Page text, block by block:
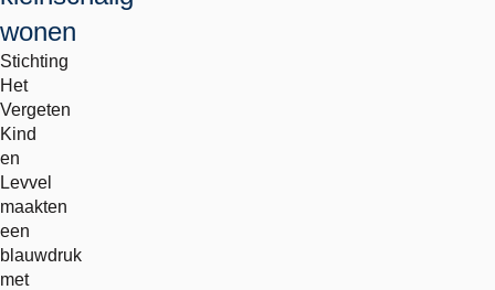
wonen
Stichting
Het
Vergeten
Kind
en
Levvel
maakten
een
blauwdruk
met